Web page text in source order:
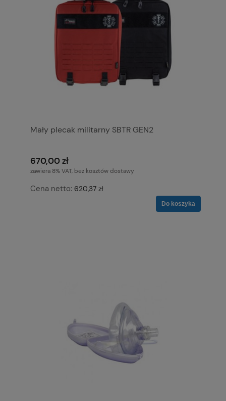
Mały plecak militarny SBTR GEN2
670,00 zł
zawiera 8% VAT, bez kosztów dostawy
Cena netto: 620,37 zł
Do koszyka